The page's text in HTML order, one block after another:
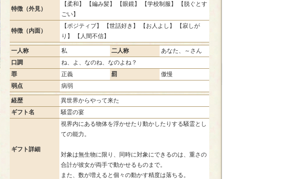
特徴（外見）
【柔和】 【編み髪】 【眼鏡】 【学校制服】 【脱ぐとす
ごい】
特徴（内面）
【ポジティブ】 【世話好き】 【お人よし】 【寂しが
り】 【人間不信】
一人称 私 二人称
あなた、～さん
口調
ね、よ、なのね、なのよね？
罪
正義 罰
傲慢
弱点
病弱
経歴
異世界からやって来た
ギフト名
騒霊の宴
ギフト詳細
視界内にある物体を浮かせたり動かしたりする騒霊とし
ての能力。
対象は無生物に限り、同時に対象にできるのは、重さの
合計が彼女が両手で動かせるものまで。
また、数が増えると個々の動かす精度は落ちる。